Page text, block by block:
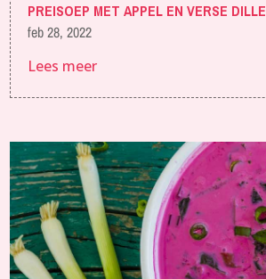
PREISOEP MET APPEL EN VERSE DILLE
feb 28, 2022
Lees meer